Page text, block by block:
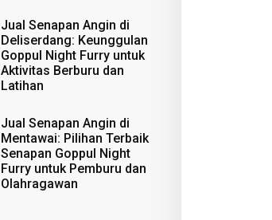
Jual Senapan Angin di
Deliserdang: Keunggulan
Goppul Night Furry untuk
Aktivitas Berburu dan
Latihan
Jual Senapan Angin di
Mentawai: Pilihan Terbaik
Senapan Goppul Night
Furry untuk Pemburu dan
Olahragawan